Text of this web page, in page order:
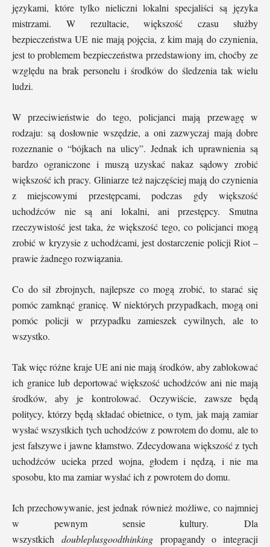
językami, które tylko nieliczni lokalni specjaliści są języka
mistrzami. W rezultacie, większość czasu służby
bezpieczeństwa UE nie mają pojęcia, z kim mają do czynienia,
jest to problemem bezpieczeństwa przedstawiony im, choćby ze
względu na brak personelu i środków do śledzenia tak wielu
ludzi.
W przeciwieństwie do tego, policjanci mają przewagę w
rodzaju: są dosłownie wszędzie, a oni zazwyczaj mają dobre
rozeznanie o “bójkach na ulicy”. Jednak ich uprawnienia są
bardzo ograniczone i muszą uzyskać nakaz sądowy zrobić
większość ich pracy. Gliniarze też najczęściej mają do czynienia
z miejscowymi przestępcami, podczas gdy większość
uchodźców nie są ani lokalni, ani przestępcy. Smutna
rzeczywistość jest taka, że ​​większość tego, co policjanci mogą
zrobić w kryzysie z uchodźcami, jest dostarczenie policji Riot –
prawie żadnego rozwiązania.
Co do sił zbrojnych, najlepsze co mogą zrobić, to starać się
pomóc zamknąć granicę. W niektórych przypadkach, mogą oni
pomóc policji w przypadku zamieszek cywilnych, ale to
wszystko.
Tak więc różne kraje UE ani nie mają środków, aby zablokować
ich granice lub deportować większość uchodźców ani nie mają
środków, aby je kontrolować. Oczywiście, zawsze będą
politycy, którzy będą składać obietnice, o tym, jak mają zamiar
wysłać wszystkich tych uchodźców z powrotem do domu, ale to
jest fałszywe i jawne kłamstwo. Zdecydowana większość z tych
uchodźców ucieka przed wojna, głodem i nędzą, i nie ma
sposobu, kto ma zamiar wysłać ich z powrotem do domu.
Ich przechowywanie, jest jednak również możliwe, co najmniej
w pewnym sensie kultury. Dla
wszystkich doubleplusgoodthinkingpropagandy o integracji